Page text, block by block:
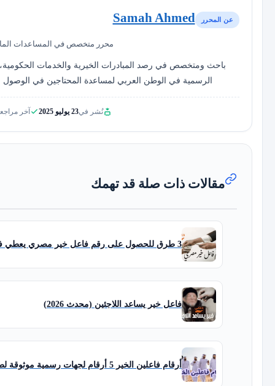
عن المحرر Samah Ahmed
محرر متخصص في المساعدات
باحث ومتخصص في رصد المبادرات الخيرية والخدمات
الرسمية في الوطن العربي لمساعدة المحتاجين في الوصول
نُشر في23 يوليو 2025 آخر
مقالات ذات صلة قد تهمك
3 طرق للحصول على رقم فاعل خير مصري يعطي فلوس
فاعل خير يساعد اللاجئين (محدث 2026)
أرقام فاعلين الخير 5 أرقام لجهات رسمية موثوقة لطلب المساعدات